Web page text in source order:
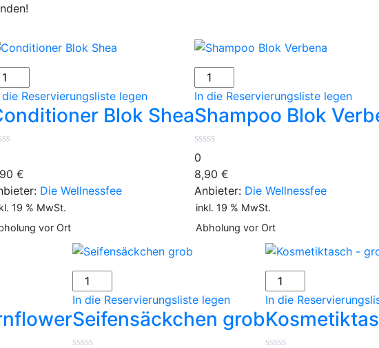
die Reservierungsliste legen
Blok Shea
€
Die Wellnessfee
19 % MwSt.
vor Ort
Shampoo
Blok
Verbena
Menge
In die Reservierungsliste legen
Shampoo Blok
0
8,90 €
Anbieter: Die Wellnessfee
inkl. 19 % MwSt.
Abholung vor Ort
Seifensäckchen
grob
Menge
In die Reservierungsliste legen
Seifensäckchen grob
Kosmetiktasch
-
groß
Menge
In die